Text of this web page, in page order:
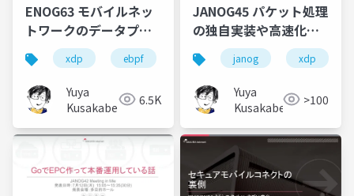
ENOG63 モバイルネッ
トワークのデータプレ
ーンをXDPで作る話
xdp ebpf enog
Yuya
Kusakabe
6.5K
JANOG45 パケット処理
の独自実装や高速化手
法の比較と実践 独自パ
ケット処理の実装方法
の解説（XDP）
janog xdp
Yuya
Kusakabe
>100